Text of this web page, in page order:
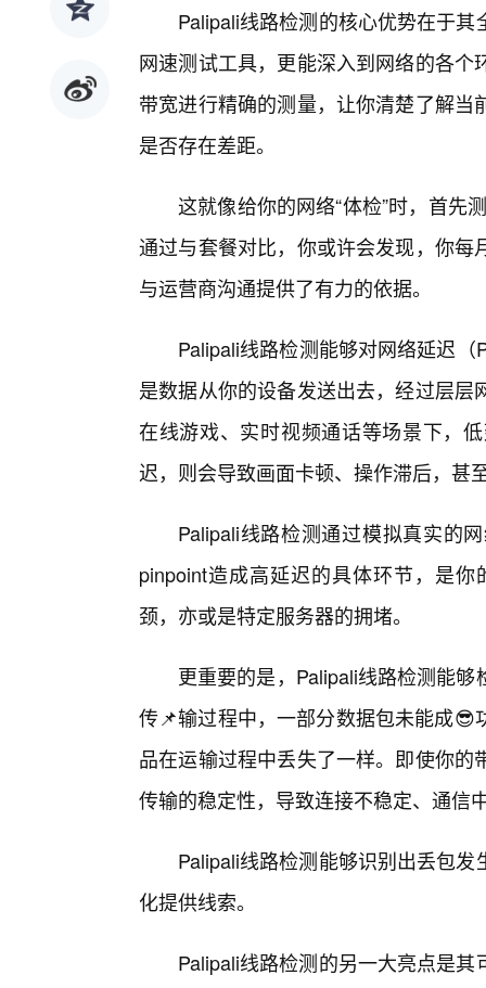
Palipali线路检测的核心优势在于
网速测试工具，更能深入到网络的各
带宽进行精确的测量，让你清楚了解
是否存在差距。
这就像给你的网络“体检”时，首先
通过与套餐对比，你或许会发现，你
与运营商沟通提供了有力的依据。
Palipali线路检测能够对网络延迟
是数据从你的设备发送出去，经过层
在线游戏、实时视频通话等场景下，
迟，则会导致画面卡顿、操作滞后，甚
Palipali线路检测通过模拟真实的
pinpoint造成高延迟的具体环节，是
颈，亦或是特定服务器的拥堵。
更重要的是，Palipali线路检测能
传📌输过程中，一部分数据包未能成
品在运输过程中丢失了一样。即使你
传输的稳定性，导致连接不稳定、通信
Palipali线路检测能够识别出丢包
化提供线索。
Palipali线路检测的另一大亮点是